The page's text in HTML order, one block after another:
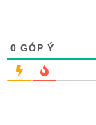
0 GÓP Ý